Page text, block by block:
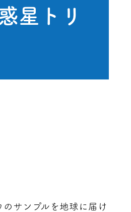
星トリ
サンプルを地球に届け